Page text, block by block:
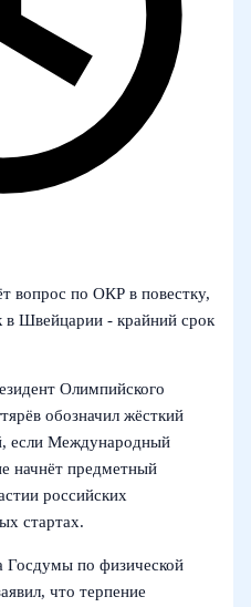
вопрос по ОКР в повестку,
в Швейцарии - крайний срок
Олимпийского
обозначил жёсткий
если Международный
начнёт предметный
российских
стартах.
Госдумы по физической
что терпение